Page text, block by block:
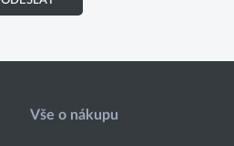
Vše o nákupu